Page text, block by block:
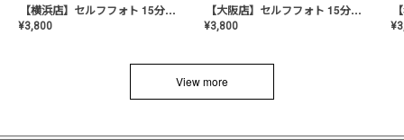
【横浜店】セルフフォト 15分撮り放題プラン
¥3,800
【大阪店】セルフフォト 15分撮り放題プラン
¥3,800 ¥
View more